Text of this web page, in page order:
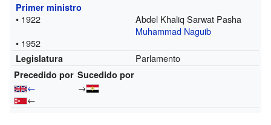
Primer ministro
• 1922
• 1952
Abdel Khaliq Sarwat Pasha
Muhammad Naguib
Legislatura Parlamento
Precedido por Sucedido por
←
←
→